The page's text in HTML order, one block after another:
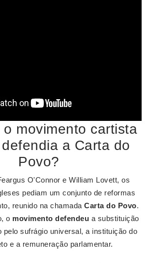
movimento cartista
a Carta do
Povo?
O'Connor e William Lovett, os
pediam um conjunto de reformas
reunido na chamada Carta do Povo.
o movimento defendeu a substituição
pelo sufrágio universal, a instituição do
e a remuneração parlamentar.